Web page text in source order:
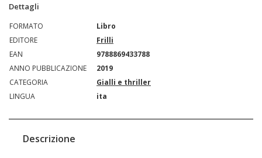
Dettagli
FORMATO
Libro
EDITORE
Frilli
EAN
9788869433788
ANNO PUBBLICAZIONE
2019
CATEGORIA
Gialli e thriller
LINGUA
ita
Descrizione